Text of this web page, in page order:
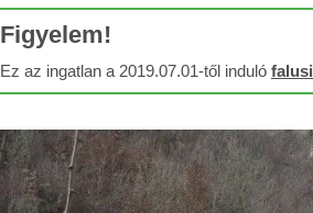
Figyelem!
Ez az ingatlan a 2019.07.01-től induló